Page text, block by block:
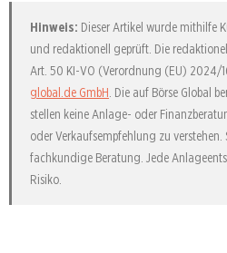
Hinweis: Dieser Artikel wurde mithilfe
und redaktionell geprüft. Die
Art. 50 KI-VO (Verordnung (EU) 2024/
global.de GmbH. Die auf Börse Global
stellen keine Anlage- oder
oder Verkaufsempfehlung zu
fachkundige Beratung. Jede
Risiko.